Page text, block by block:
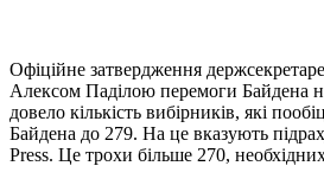
Офіційне затвердження
Алексом Паділою перемоги Байдена
довело кількість вибірників, які
Байдена до 279. На це вказують
Press. Це трохи більше 270,